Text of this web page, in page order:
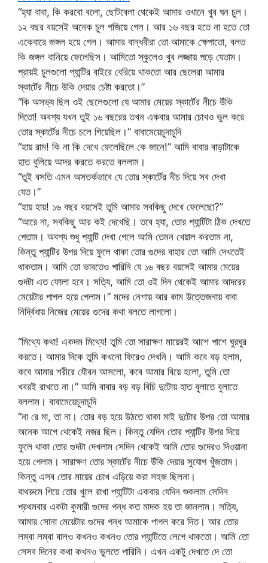
“হ্যা বাবা, কি করবো বলো, ছোটবেলা থেকেই আমার ওখানে খুব ঘন চুল।
১২ বছর বয়সেই অনেক চুল গজিয়ে গেল। আর ১৬ বছর হতে না হতে তো
একেবারে জঙ্গল হয়ে গেল। আমার বান্ধবীরা তো আমাকে ক্ষেপাতো, বলত
কি জঙ্গল বানিয়ে ফেলেছিস। আমিতো স্কুলেও খুব লজ্জায় পড়ে যেতাম।
প্রায়ই চুলগুলো প্যান্টির বাইরে বেরিয়ে থাকতো আর ছেলেরা আমার
স্কার্টের নীচে উকি দেয়ার চেষ্টা করতো।”
“কি অসভ্য ছিল ওই ছেলেগুলো যে আমার মেয়ের স্কার্টের নীচে উঁকি
দিতো! অবশ্য যখন তুই ১৬ বছরের তখন একবার আমার চোখও ভুল করে
তোর স্কার্টের নীচে চলে গিয়েছিল।” বাবামেয়েচুদাচুদি
“হায় রাম! কি না কি দেখে ফেলেছিলে কে জানে!” আমি বাবার বাড়াটাকে
হাত বুলিয়ে আদর করতে করতে বললাম।
“তুই বসতি এমন অসতর্কভাবে যে তোর স্কার্টের নীচ দিয়ে সব দেখা
যেত।”
“হায় হায়! ১৬ বছর বয়সেই তুমি আমার সবকিছু দেখে ফেলেছো?”
“আরে না, সবকিছু আর কই দেখেছি। তবে হ্যা, তোর প্যান্টিটা ঠিক দেখতে
পেতাম। অবশ্য শুধু প্যান্টি দেখা গেলে আমি তেমন খেয়াল করতাম না,
কিন্তু প্যান্টির উপর দিয়ে ফুলে থাকা তোর গুদের বাহার তো আমি দেখতেই
থাকতাম। আমি তো ভাবতেও পারিনি যে ১৬ বছর বয়সেই আমার মেয়ের
গুদটা এত ফোলা হবে। সত্যি, আমি তো ওই দিন থেকেই আমার আদরের
মেয়েটার পাগল হয়ে গেলাম।” মদের নেশায় আর কাম উত্তেজনায় বাবা
নির্দ্বিধায় নিজের মেয়ের গুদের কথা বলতে লাগলো।
“মিথ্যে কথা! একদম মিথ্যে! তুমি তো সারাক্ষণ মায়েরই আশে পাশে ঘুরঘুর
করতে। আমার দিকে তুমি কখনো ফিরেও দেখনি। আমি কবে বড় হলাম,
কবে আমার শরীরে যৌবন আসলো, কবে আমার বিয়ে হলো, তুমি তো
খবরই রাখতে না।” আমি বাবার বড় বড় বিচি দুটোয় হাত বুলাতে বুলাতে
বললাম। বাবামেয়েচুদাচুদি
“না রে মা, তা না। তোর বড় হয়ে উঠতে থাকা মাই দুটোর উপর তো আমার
অনেক আগে থেকেই নজর ছিল। কিন্তু যেদিন তোর প্যান্টির উপর দিয়ে
ফুলে থাকা তোর গুদটা দেখলাম সেদিন থেকেই আমি তোর গুদেরও দিওয়ানা
হয়ে গেলাম। সারাক্ষণ তোর স্কার্টের নীচে উঁকি দেয়ার সুযোগ খুঁজতাম।
কিন্তু এসব তোর মায়ের চোখ এড়িয়ে করা সহজ ছিলনা।
বাথরুমে গিয়ে তোর খুলে রাখা প্যান্টিটা একবার যেদিন শুকলাম সেদিন
প্রথমবার একটা কুমারী গুদের গন্ধ কত মাদক হয় তা জানলাম। সত্যি,
আমার সোনা মেয়েটার গুদের গন্ধ আমাকে পাগল করে দিত। আর তোর
লম্বা লম্বা বালও কখনও কখনও তোর প্যান্টিতে লেগে থাকতো। আমি তো
সেসব দিনের কথা কখনও ভুলতে পারিনি। এখন একটু দেখতে দে তো